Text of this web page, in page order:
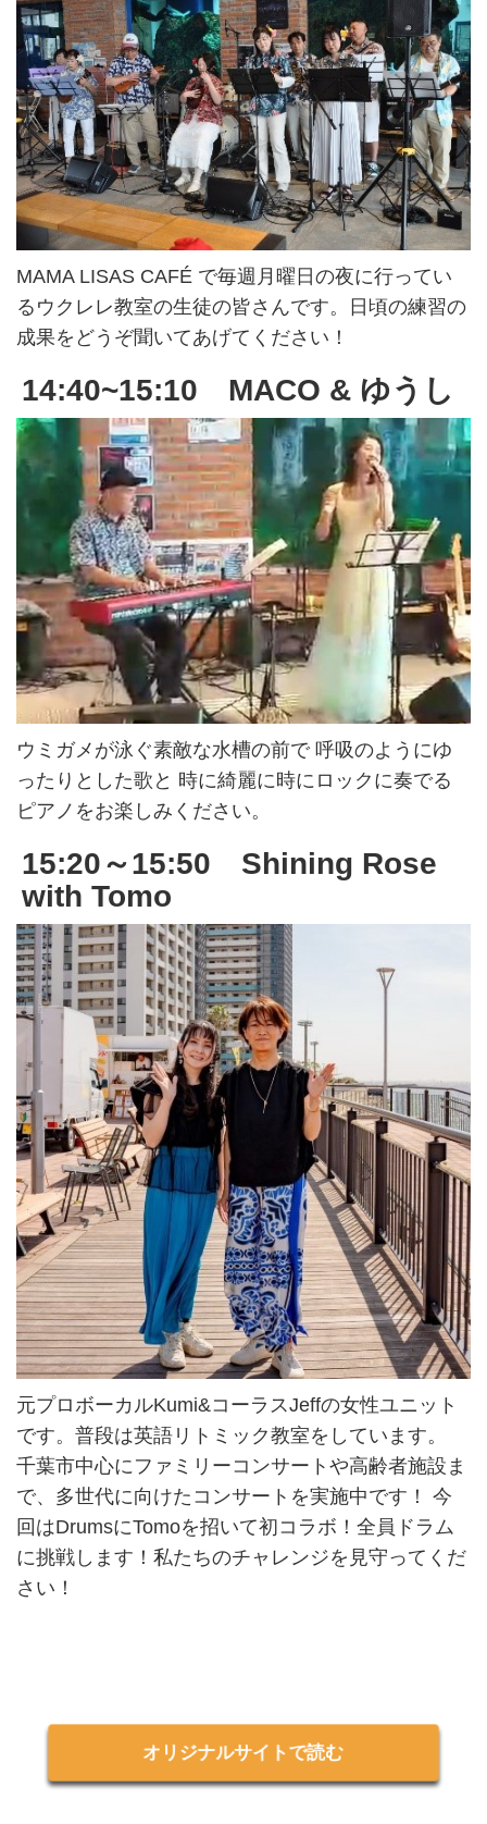
MAMA LISAS CAFÉ で毎週月曜日の夜に行ってい
るウクレレ教室の生徒の皆さんです。日頃の練習の
成果をどうぞ聞いてあげてください！
14:40~15:10 MACO & ゆうし
ウミガメが泳ぐ素敵な水槽の前で 呼吸のようにゆ
ったりとした歌と 時に綺麗に時にロックに奏でる
ピアノをお楽しみください。
15:20～15:50 Shining Rose
with Tomo
元プロボーカルKumi&コーラスJeffの女性ユニット
です。普段は英語リトミック教室をしています。
千葉市中心にファミリーコンサートや高齢者施設ま
で、多世代に向けたコンサートを実施中です！ 今
回はDrumsにTomoを招いて初コラボ！全員ドラム
に挑戦します！私たちのチャレンジを見守ってくだ
さい！
オリジナルサイトで読む